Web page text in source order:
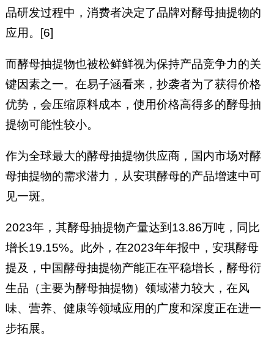
品研发过程中，消费者决定了品牌对酵母抽提物的
应用。[6]
而酵母抽提物也被松鲜鲜视为保持产品竞争力的关
键因素之一。在易子涵看来，抄袭者为了获得价格
优势，会压缩原料成本，使用价格高得多的酵母抽
提物可能性较小。
作为全球最大的酵母抽提物供应商，国内市场对酵
母抽提物的需求潜力，从安琪酵母的产品增速中可
见一斑。
2023年，其酵母抽提物产量达到13.86万吨，同比
增长19.15%。此外，在2023年年报中，安琪酵母
提及，中国酵母抽提物产能正在平稳增长，酵母衍
生品（主要为酵母抽提物）领域潜力较大，在风
味、营养、健康等领域应用的广度和深度正在进一
步拓展。